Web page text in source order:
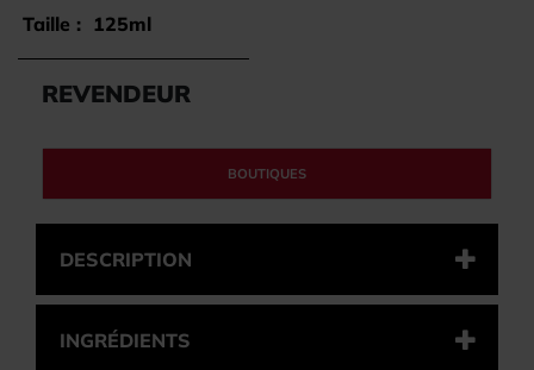
Taille : 125ml
REVENDEUR
BOUTIQUES
DESCRIPTION
INGRÉDIENTS